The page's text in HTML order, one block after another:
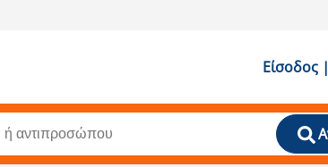
Είσοδος